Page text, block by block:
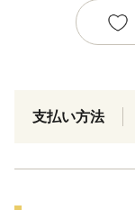
支払い方法